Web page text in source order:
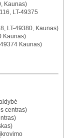
Kaunas)
LT-49375
LT-49380, Kaunas)
Kaunas)
Kaunas)
centras)